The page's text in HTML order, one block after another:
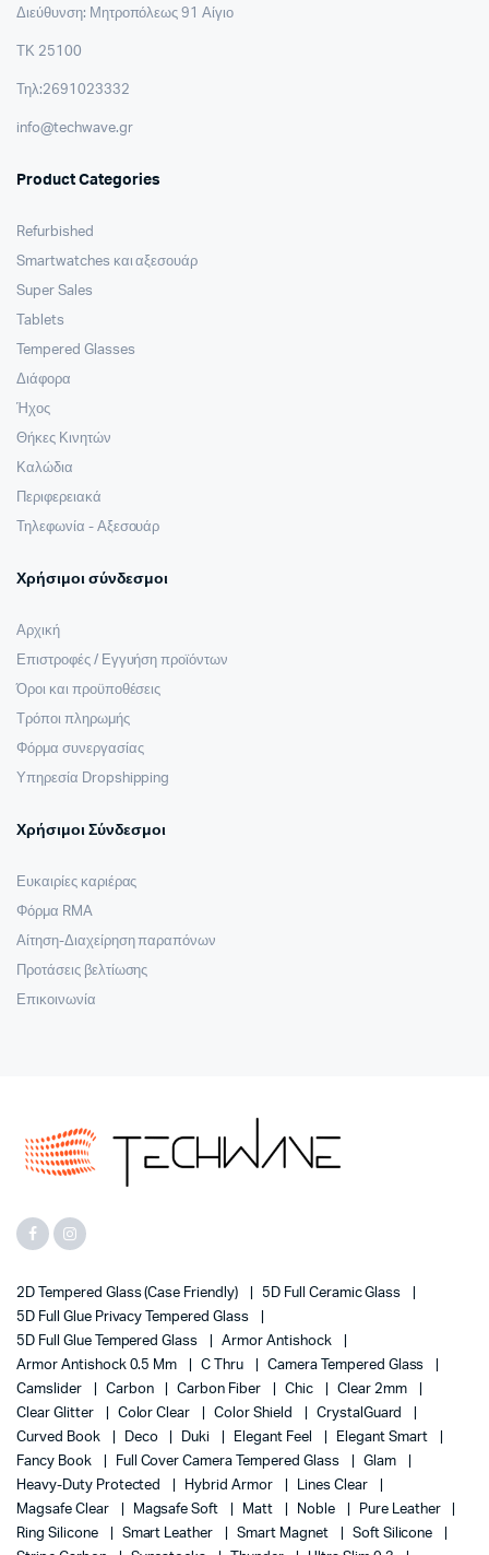
Διεύθυνση: Μητροπόλεως 91 Αίγιο
ΤΚ 25100
Τηλ:2691023332
info@techwave.gr
Product Categories
Refurbished
Smartwatches και αξεσουάρ
Super Sales
Tablets
Tempered Glasses
Διάφορα
Ήχος
Θήκες Κινητών
Καλώδια
Περιφερειακά
Τηλεφωνία - Αξεσουάρ
Χρήσιμοι σύνδεσμοι
Αρχική
Επιστροφές / Εγγυήση προϊόντων
Όροι και προϋποθέσεις
Τρόποι πληρωμής
Φόρμα συνεργασίας
Υπηρεσία Dropshipping
Χρήσιμοι Σύνδεσμοι
Ευκαιρίες καριέρας
Φόρμα RMA
Αίτηση-Διαχείρηση παραπόνων
Προτάσεις βελτίωσης
Επικοινωνία
2D Tempered Glass (case Friendly)
5D Full Ceramic Glass
5D Full Glue Privacy Tempered Glass
5D Full Glue Tempered Glass
Armor Antishock
Armor Antishock 0.5 Mm
C Thru
Camera Tempered Glass
Camslider
Carbon Carbon Fiber Chic
Clear 2mm
Clear Glitter
Color Clear Color Shield
CrystalGuard
Curved Book
Deco Duki Elegant Feel
Elegant Smart
Fancy Book
Full Cover Camera Tempered Glass
Glam
Heavy-Duty Protected
Hybrid Armor
Lines Clear
Magsafe Clear
Magsafe Soft Matt Noble
Pure Leather
Ring Silicone
Smart Leather Smart Magnet
Soft Silicone